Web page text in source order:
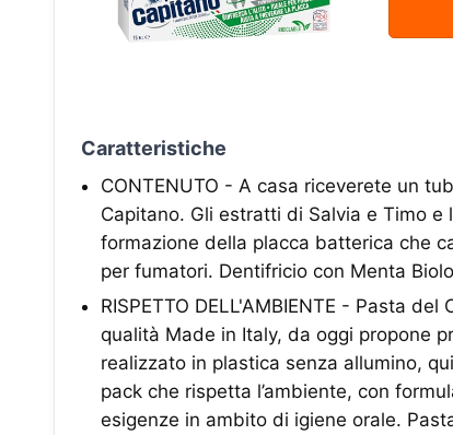
Caratteristiche
CONTENUTO - A casa riceverete un
Capitano. Gli estratti di Salvia e Timo
formazione della placca batterica che
per fumatori. Dentifricio con Menta
RISPETTO DELL'AMBIENTE - Pasta
qualità Made in Italy, da oggi propone
realizzato in plastica senza allumino,
pack che rispetta l’ambiente, con
esigenze in ambito di igiene orale.